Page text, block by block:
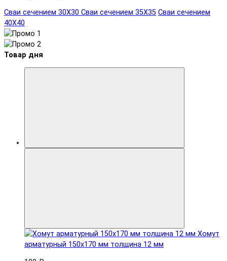
Сваи сечением 30Х30 Сваи сечением 35Х35 Сваи сечением
40Х40
Товар дня
Хомут
арматурный 150x170 мм толщина 12 мм